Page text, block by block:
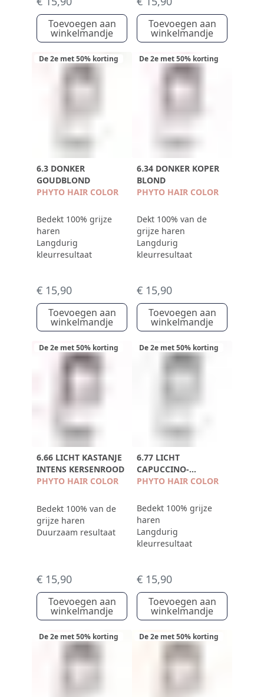
Toevoegen aan
winkelmandje
Toevoegen aan
winkelmandje
De 2e met 50% korting
6.3 DONKER
GOUDBLOND
PHYTO HAIR COLOR
Bedekt 100% grijze
haren
Langdurig
kleurresultaat
€ 15,90
Toevoegen aan
winkelmandje
De 2e met 50% korting
6.34 DONKER KOPER
BLOND
PHYTO HAIR COLOR
Dekt 100% van de
grijze haren
Langdurig
kleurresultaat
€ 15,90
Toevoegen aan
winkelmandje
De 2e met 50% korting
6.66 LICHT KASTANJE
INTENS KERSENROOD
PHYTO HAIR COLOR
Bedekt 100% van de
grijze haren
Duurzaam resultaat
€ 15,90
Toevoegen aan
winkelmandje
De 2e met 50% korting
6.77 LICHT
CAPUCCINO-
KASTANJEBRUIN
PHYTO HAIR COLOR
Bedekt 100% grijze
haren
Langdurig
kleurresultaat
€ 15,90
Toevoegen aan
winkelmandje
De 2e met 50% korting De 2e met 50% korting